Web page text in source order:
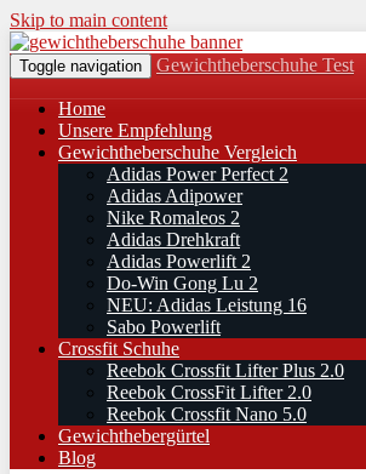
Skip to main content
Toggle navigation Gewichtheberschuhe Test
Home
Unsere Empfehlung
Gewichtheberschuhe Vergleich
Adidas Power Perfect 2
Adidas Adipower
Nike Romaleos 2
Adidas Drehkraft
Adidas Powerlift 2
Do-Win Gong Lu 2
NEU: Adidas Leistung 16
Sabo Powerlift
Crossfit Schuhe
Reebok Crossfit Lifter Plus 2.0
Reebok CrossFit Lifter 2.0
Reebok Crossfit Nano 5.0
Gewichthebergürtel
Blog